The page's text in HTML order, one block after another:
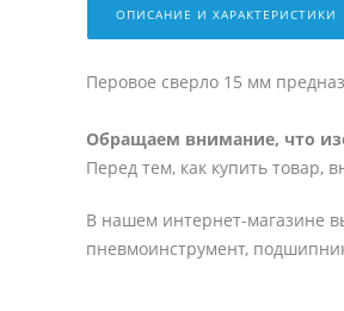
ОПИСАНИЕ И ХАРАКТЕРИСТИКИ
Перовое сверло 15 мм
Обращаем внимание, что
Перед тем, как купить товар,
В нашем интернет-магазине
пневмоинструмент,